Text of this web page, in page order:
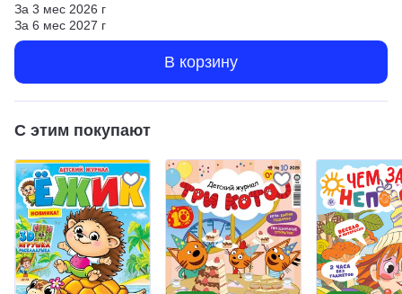
За 3 мес 2026 г
За 6 мес 2027 г
В корзину
С этим покупают